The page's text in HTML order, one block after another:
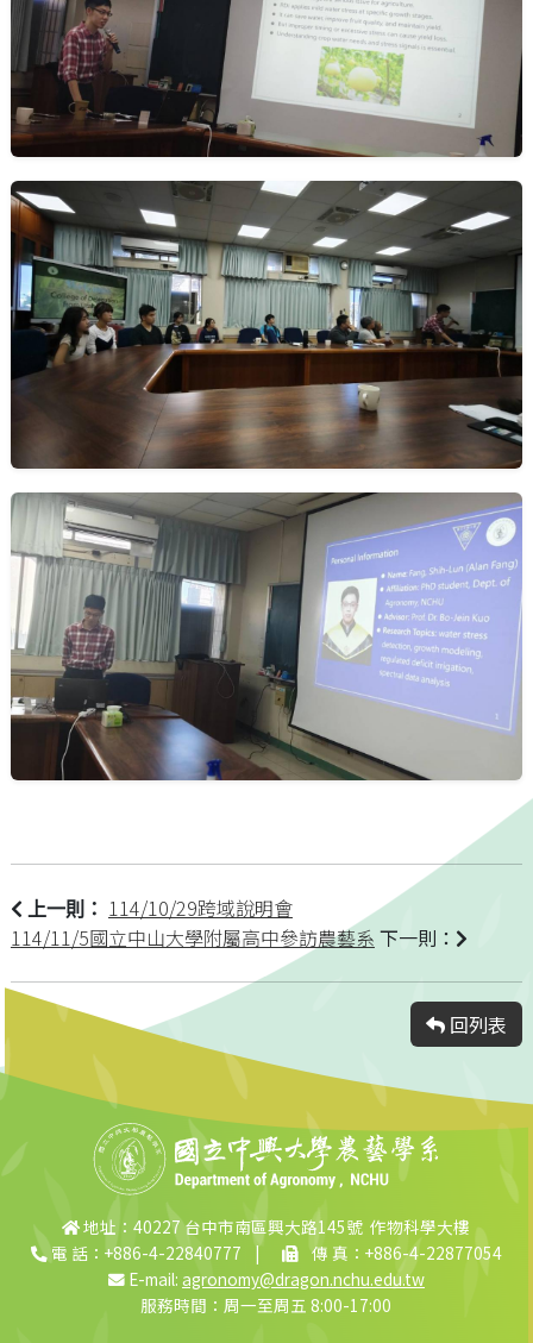
上一則：
114/10/29跨域說明會
114/11/5國立中山大學附屬高中參訪農藝系 下一則：
回列表
地址：40227 台中市南區興大路145號 作物科學大樓
電 話：+886-4-22840777
|
傳 真：+886-4-22877054
E-mail: agronomy@dragon.nchu.edu.tw
服務時間：周一至周五 8:00-17:00